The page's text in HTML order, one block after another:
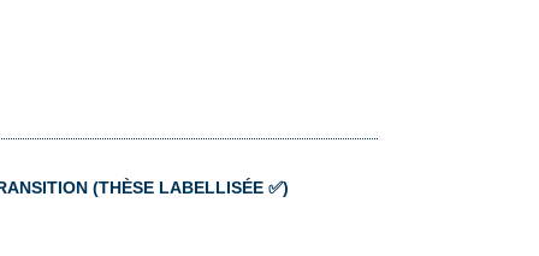
(THÈSE LABELLISÉE ✅)